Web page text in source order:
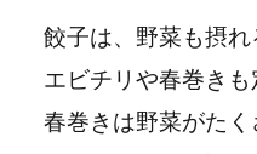
餃子は、野菜も摂
エビチリや春巻き
春巻きは野菜がたく